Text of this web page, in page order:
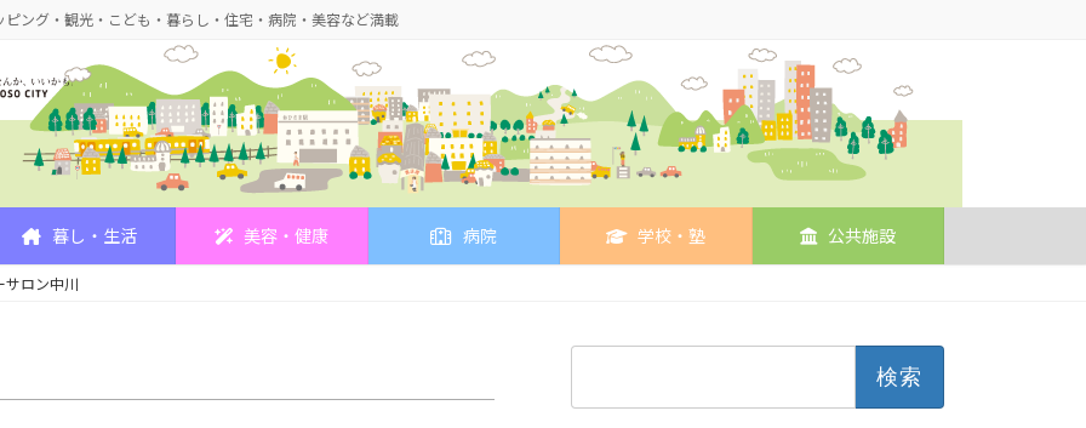
ング・観光・こども・暮らし・住宅・病院・美容など満載
暮し・生活 美容・健康 病院 学校・塾 公共施設
サロン中川